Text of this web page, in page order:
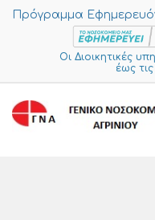
Πρόγραμμα
Οι Διοικητικές
έως